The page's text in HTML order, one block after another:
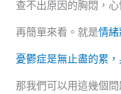
查不出原因的胸悶，
再簡單來看。就是情
憂鬱症是無止盡的累
那我們可以用這幾個問